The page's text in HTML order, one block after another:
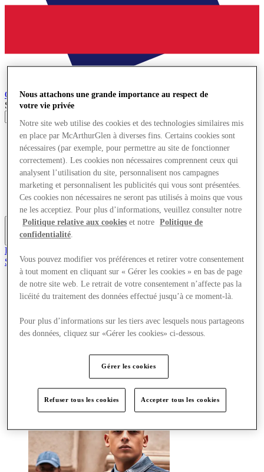
Cheshire OaksVillage de Marques
Search input
Magasins
Offres
Planifiez votre visite
Quoi de neuf
Mangez et buvez
Cartes cadeaux
Services
Plus
Rejoignez le club
Sauvé
fr
Magasins
Offres
Quoi de neuf
Mangez et buvez
Nous attachons une grande importance au respect de
votre vie privée
Notre site web utilise des cookies et des technologies similaires mis
en place par McArthurGlen à diverses fins. Certains cookies sont
nécessaires (par exemple, pour permettre au site de fonctionner
correctement). Les cookies non nécessaires comprennent ceux qui
analysent l’utilisation du site, personnalisent nos campagnes
marketing et personnalisent les publicités qui vous sont présentées.
Ces cookies non nécessaires ne seront pas utilisés à moins que vous
ne les acceptiez. Pour plus d’informations, veuillez consulter notre
Politique relative aux cookies et notre
Politique de
confidentialité.
Vous pouvez modifier vos préférences et retirer votre consentement
à tout moment en cliquant sur « Gérer les cookies » en bas de page
de notre site web. Le retrait de votre consentement n’affecte pas la
licéité du traitement des données effectué jusqu’à ce moment-là.
Pour plus d’informations sur les tiers avec lesquels nous partageons
des données, cliquez sur «Gérer les cookies» ci-dessous.
Gérer les cookies
Refuser tous les cookies Accepter tous les cookies